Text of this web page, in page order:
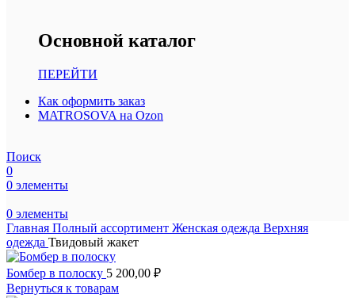
Основной каталог
ПЕРЕЙТИ
Как оформить заказ
MATROSOVA на Ozon
Поиск
0
0 элементы
0 элементы
Главная Полный ассортимент Женская одежда Верхняя
одежда Твидовый жакет
Бомбер в полоску 5 200,00 ₽
Вернуться к товарам